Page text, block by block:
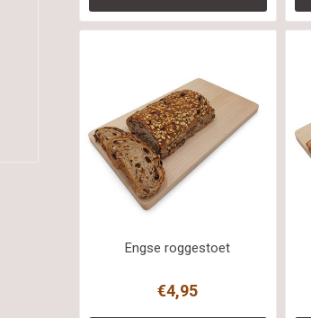
Engse roggestoet
€4,95